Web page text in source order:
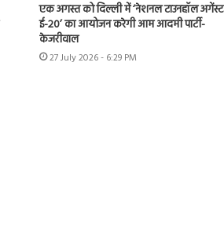
एक अगस्त को दिल्ली में ‘नेशनल टाउनहॉल अगेंस्ट
ई-20’ का आयोजन करेगी आम आदमी पार्टी-
केजरीवाल
27 July 2026 - 6:29 PM